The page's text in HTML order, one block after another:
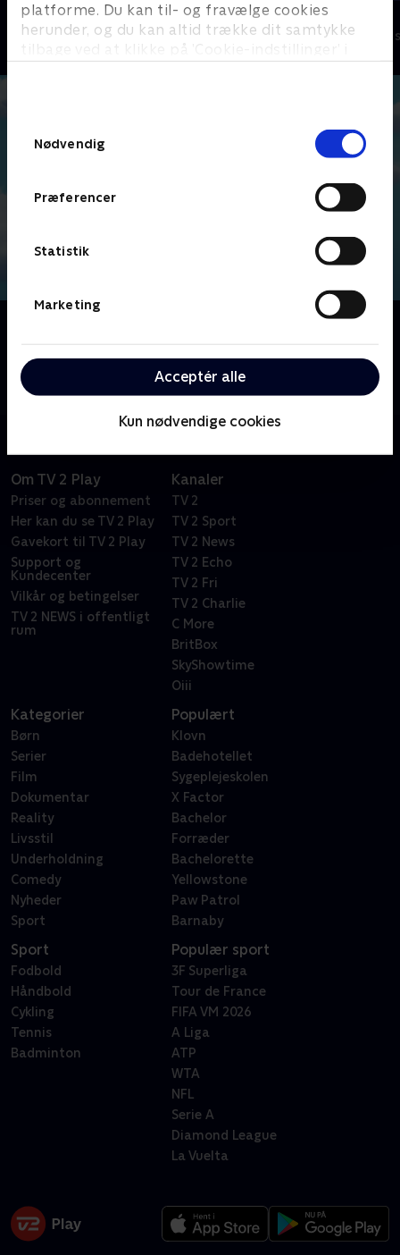
platforme. Du kan til- og fravælge cookies
herunder, og du kan altid trække dit samtykke
tilbage ved at klikke på ’Cookie-indstillinger’ i
Nødvendig
Præferencer
Statistik
Marketing
Acceptér alle
Kun nødvendige cookies
Vicke Viking
Børneserier • 1 sæsoner
Olly & Lea
Børneserier • 1
ud på eventyr for at redde drager og mennesker
omkring deres adopterede hjem Huttsgalor.
Om TV 2 Play
Priser og abonnement
Her kan du se TV 2 Play
Gavekort til TV 2 Play
Support og
Kundecenter
Vilkår og betingelser
TV 2 NEWS i offentligt
rum
Kanaler
TV 2
TV 2 Sport
TV 2 News
TV 2 Echo
TV 2 Fri
TV 2 Charlie
C More
BritBox
SkyShowtime
Oiii
Kategorier
Børn
Serier
Film
Dokumentar
Reality
Livsstil
Underholdning
Comedy
Nyheder
Sport
Populært
Klovn
Badehotellet
Sygeplejeskolen
X Factor
Bachelor
Forræder
Bachelorette
Yellowstone
Paw Patrol
Barnaby
Sport
Fodbold
Håndbold
Cykling
Tennis
Badminton
Populær sport
3F Superliga
Tour de France
FIFA VM 2026
A Liga
ATP
WTA
NFL
Serie A
Diamond League
La Vuelta